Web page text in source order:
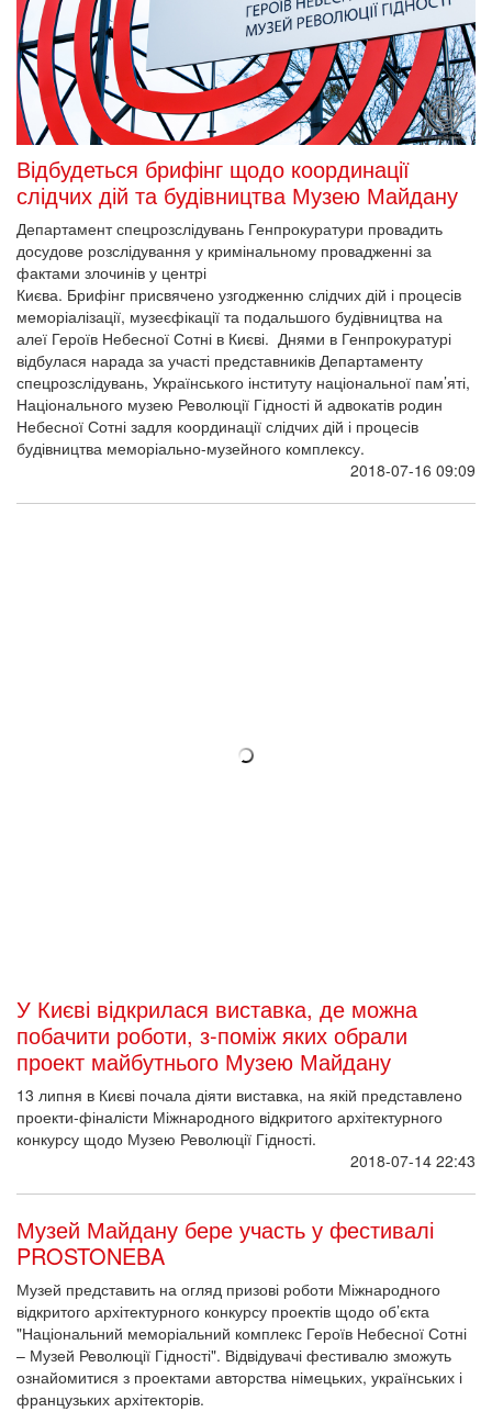
Відбудеться брифінг щодо координації
слідчих дій та будівництва Музею Майдану
Департамент спецрозслідувань Генпрокуратури провадить
досудове розслідування у кримінальному провадженні за
фактами злочинів у центрі
Києва. Брифінг присвячено узгодженню слідчих дій і процесів
меморіалізації, музеєфікації та подальшого будівництва на
алеї Героїв Небесної Сотні в Києві. Днями в Генпрокуратурі
відбулася нарада за участі представників Департаменту
спецрозслідувань, Українського інституту національної пам’яті,
Національного музею Революції Гідності й адвокатів родин
Небесної Сотні задля координації слідчих дій і процесів
будівництва меморіально-музейного комплексу.
2018-07-16 09:09
У Києві відкрилася виставка, де можна
побачити роботи, з-поміж яких обрали
проект майбутнього Музею Майдану
13 липня в Києві почала діяти виставка, на якій представлено
проекти-фіналісти Міжнародного відкритого архітектурного
конкурсу щодо Музею Революції Гідності.
2018-07-14 22:43
Музей Майдану бере участь у фестивалі
PROSTONEBA
Музей представить на огляд призові роботи Міжнародного
відкритого архітектурного конкурсу проектів щодо об’єкта
"Національний меморіальний комплекс Героїв Небесної Сотні
– Музей Революції Гідності". Відвідувачі фестивалю зможуть
ознайомитися з проектами авторства німецьких, українських і
французьких архітекторів.